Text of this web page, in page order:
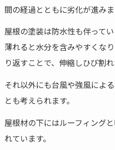
間の経過とともに劣化が進みま
屋根の塗装は防水性も伴って
薄れると水分を含みやすくな
り返すことで、伸縮しひび割
それ以外にも台風や強風によ
とも考えられます。
屋根材の下にはルーフィング
れています。